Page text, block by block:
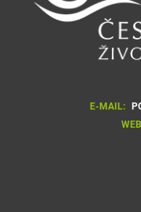
E-MAIL: